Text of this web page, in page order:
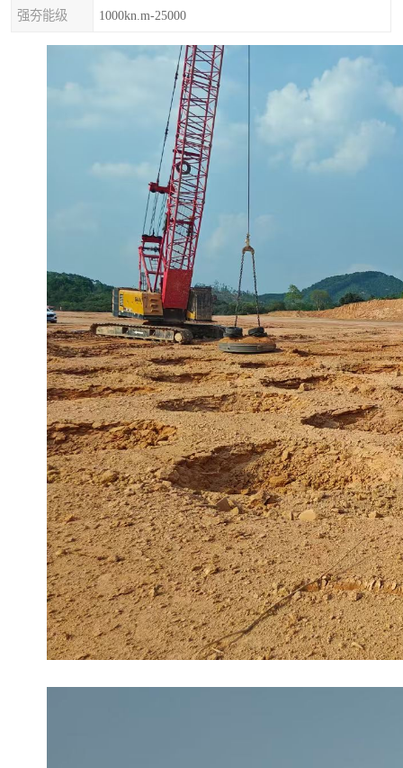
强夯能级 1000kn.m-25000